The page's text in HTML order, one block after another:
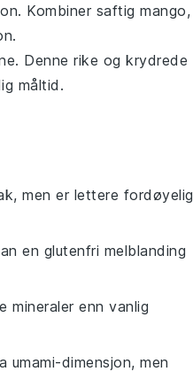
Kombiner saftig mango,
. Denne rike og krydrede
måltid.
men er lettere fordøyelig
en glutenfri melblanding
mineraler enn vanlig
umami-dimensjon, men